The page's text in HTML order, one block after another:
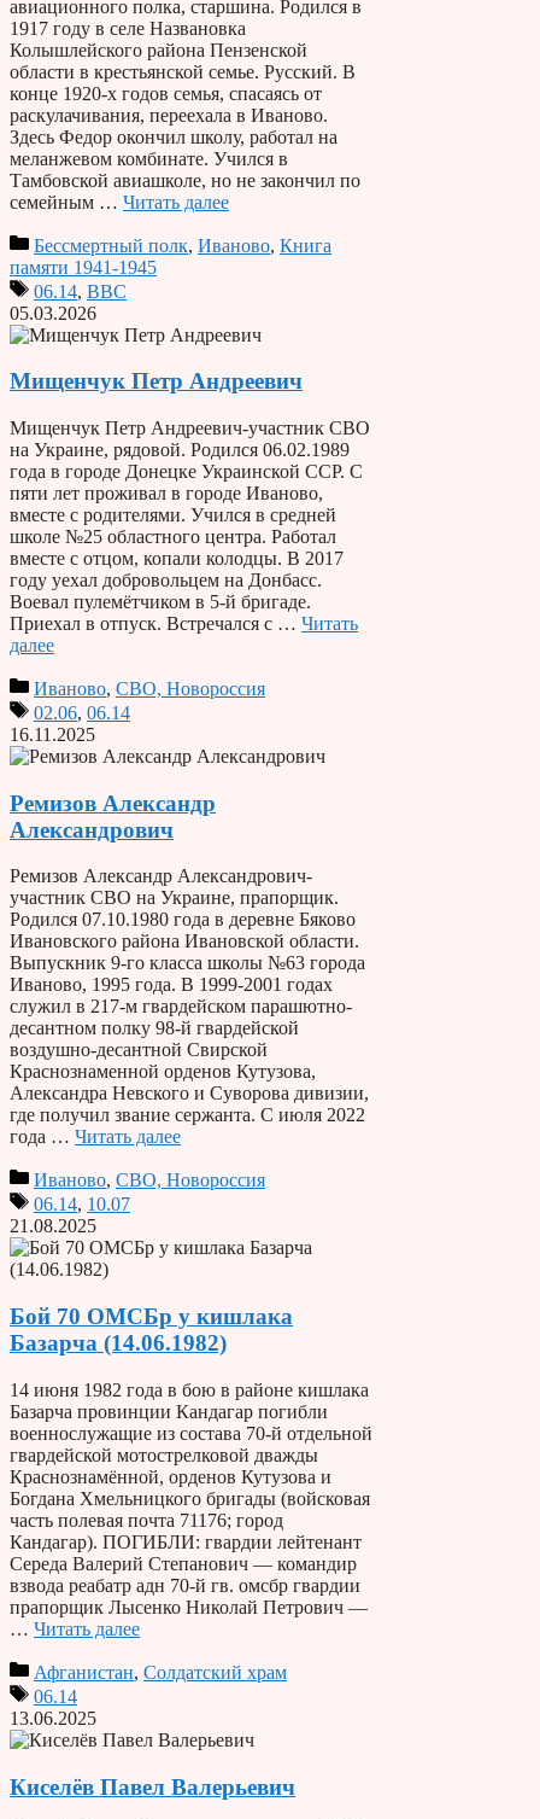
авиационного полка, старшина. Родился в
1917 году в селе Названовка
Колышлейского района Пензенской
области в крестьянской семье. Русский. В
конце 1920-х годов семья, спасаясь от
раскулачивания, переехала в Иваново.
Здесь Федор окончил школу, работал на
меланжевом комбинате. Учился в
Тамбовской авиашколе, но не закончил по
семейным … Читать далее
Бессмертный полк, Иваново, Книга
памяти 1941-1945
06.14, ВВС
05.03.2026
Мищенчук Петр Андреевич
Мищенчук Петр Андреевич-участник СВО
на Украине, рядовой. Родился 06.02.1989
года в городе Донецке Украинской ССР. С
пяти лет проживал в городе Иваново,
вместе с родителями. Учился в средней
школе №25 областного центра. Работал
вместе с отцом, копали колодцы. В 2017
году уехал добровольцем на Донбасс.
Воевал пулемётчиком в 5-й бригаде.
Приехал в отпуск. Встречался с … Читать
далее
Иваново, СВО, Новороссия
02.06, 06.14
16.11.2025
Ремизов Александр
Александрович
Ремизов Александр Александрович-
участник СВО на Украине, прапорщик.
Родился 07.10.1980 года в деревне Бяково
Ивановского района Ивановской области.
Выпускник 9-го класса школы №63 города
Иваново, 1995 года. В 1999-2001 годах
служил в 217-м гвардейском парашютно-
десантном полку 98-й гвардейской
воздушно-десантной Свирской
Краснознаменной орденов Кутузова,
Александра Невского и Суворова дивизии,
где получил звание сержанта. С июля 2022
года … Читать далее
Иваново, СВО, Новороссия
06.14, 10.07
21.08.2025
Бой 70 ОМСБр у кишлака
Базарча (14.06.1982)
14 июня 1982 года в бою в районе кишлака
Базарча провинции Кандагар погибли
военнослужащие из состава 70-й отдельной
гвардейской мотострелковой дважды
Краснознамённой, орденов Кутузова и
Богдана Хмельницкого бригады (войсковая
часть полевая почта 71176; город
Кандагар). ПОГИБЛИ: гвардии лейтенант
Середа Валерий Степанович — командир
взвода реабатр адн 70-й гв. омсбр гвардии
прапорщик Лысенко Николай Петрович —
… Читать далее
Афганистан, Солдатский храм
06.14
13.06.2025
Киселёв Павел Валерьевич